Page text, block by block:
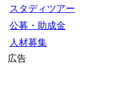
スタディツアー
公募・助成金
人材募集
広告